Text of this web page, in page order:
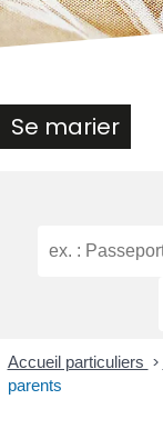
Se marier
Accueil particuliers >
parents